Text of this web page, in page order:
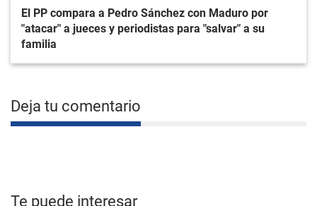
El PP compara a Pedro Sánchez con Maduro por
"atacar" a jueces y periodistas para "salvar" a su
familia
Deja tu comentario
Te puede interesar